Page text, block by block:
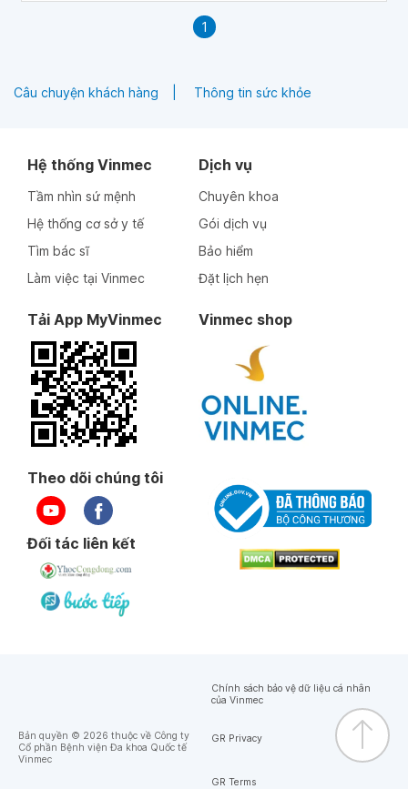
1
Câu chuyện khách hàng Thông tin sức khỏe
Hệ thống Vinmec
Tầm nhìn sứ mệnh
Hệ thống cơ sở y tế
Tìm bác sĩ
Làm việc tại Vinmec
Dịch vụ
Chuyên khoa
Gói dịch vụ
Bảo hiểm
Đặt lịch hẹn
Tải App MyVinmec Vinmec shop
Theo dõi chúng tôi
Đối tác liên kết
Bản quyền © 2026 thuộc về Công ty
Cổ phần Bệnh viện Đa khoa Quốc tế
Vinmec
Chính sách bảo vệ dữ liệu cá nhân
của Vinmec
GR Privacy
GR Terms